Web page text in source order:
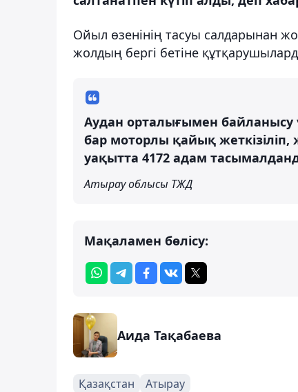
Ойыл өзенінің тасуы салдарынан
жолдың бергі бетіне
Аудан орталығымен
бар моторлы қайық жеткізіліп,
уақытта 4172 адам
Атырау облысы ТЖД
Мақаламен бөлісу:
Аида Тақабаева
Қазақстан Атырау